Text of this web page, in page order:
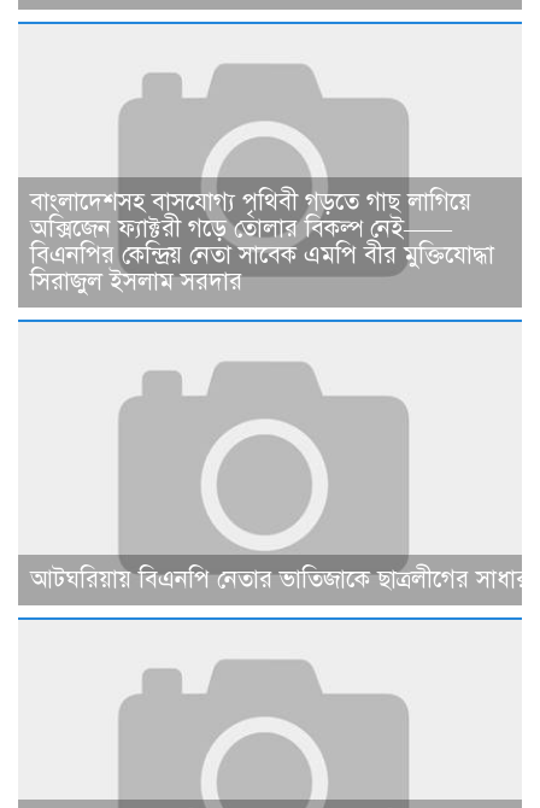
বাংলাদেশসহ বাসযোগ্য পৃথিবী গড়তে গাছ লাগিয়ে
অক্সিজেন ফ্যাক্টরী গড়ে তোলার বিকল্প নেই——
বিএনপির কেন্দ্রিয় নেতা সাবেক এমপি বীর মুক্তিযোদ্ধা
সিরাজুল ইসলাম সরদার
আটঘরিয়ায় বিএনপি নেতার ভাতিজাকে ছাত্রলীগের